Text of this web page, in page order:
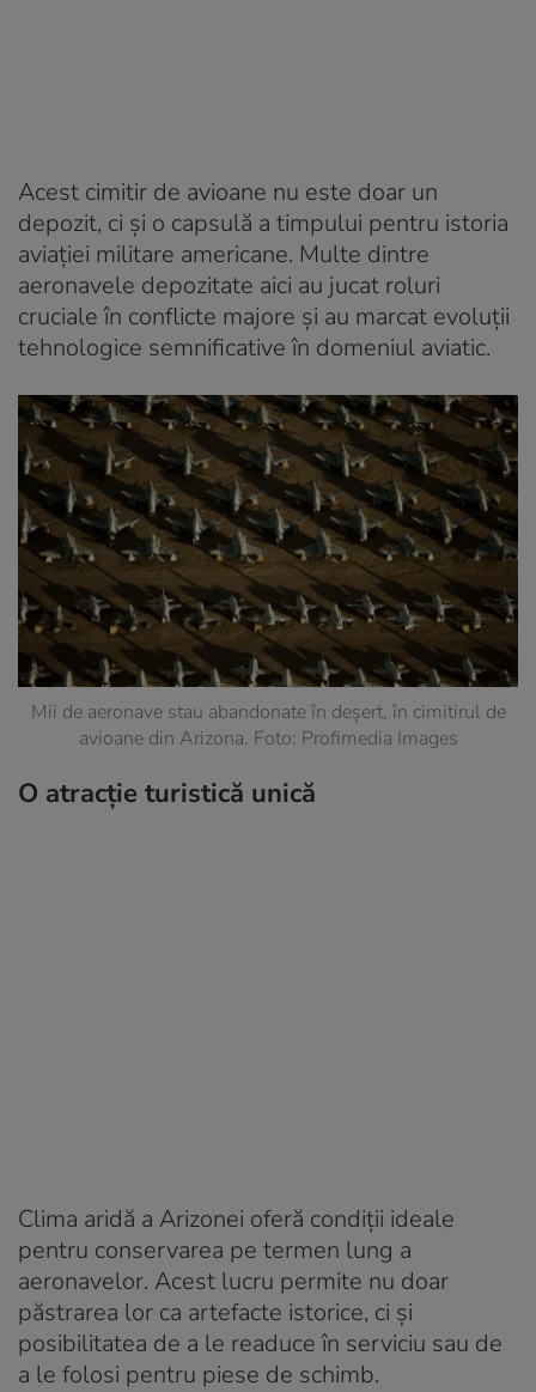
Acest cimitir de avioane nu este doar un
depozit, ci și o capsulă a timpului pentru istoria
aviației militare americane. Multe dintre
aeronavele depozitate aici au jucat roluri
cruciale în conflicte majore și au marcat evoluții
tehnologice semnificative în domeniul aviatic.
Mii de aeronave stau abandonate în deșert, în cimitirul de
avioane din Arizona. Foto: Profimedia Images
O atracție turistică unică
Clima aridă a Arizonei oferă condiții ideale
pentru conservarea pe termen lung a
aeronavelor. Acest lucru permite nu doar
păstrarea lor ca artefacte istorice, ci și
posibilitatea de a le readuce în serviciu sau de
a le folosi pentru piese de schimb.